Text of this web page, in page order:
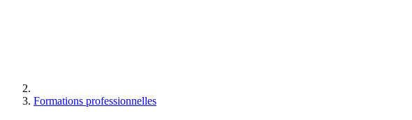
Formations professionnelles